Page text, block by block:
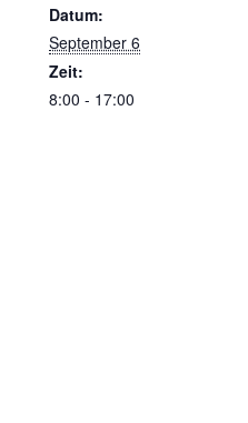
Datum:
September 6
Zeit:
8:00 - 17:00